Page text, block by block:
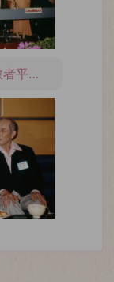
第１回アジア宗教者平和会議